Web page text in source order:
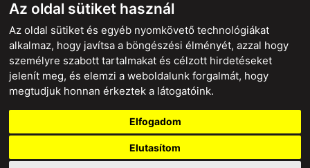
Az oldal sütiket használ
Az oldal sütiket és egyéb nyomkövető technológiákat
alkalmaz, hogy javítsa a böngészési élményét, azzal hogy
személyre szabott tartalmakat és célzott hirdetéseket
jelenít meg, és elemzi a weboldalunk forgalmát, hogy
megtudjuk honnan érkeztek a látogatóink.
Elfogadom
Elutasítom
starstyle.cz
Adatvédelem